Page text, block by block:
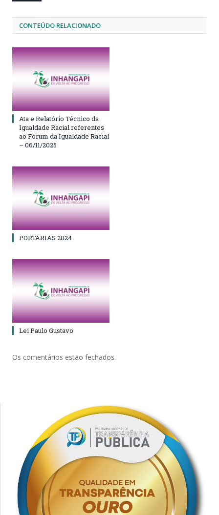
CONTEÚDO RELACIONADO
Ata e Relatório Técnico da
Igualdade Racial referentes
ao Fórum da Igualdade Racial
– 06/11/2025
PORTARIAS 2024
Lei Paulo Gustavo
Os comentários estão fechados.